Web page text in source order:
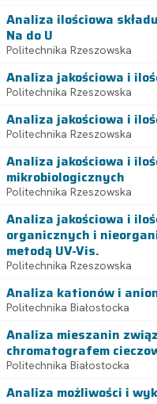
Analiza ilościowa
Na do U
Politechnika Rzeszowska
Analiza jakościowa i
Politechnika Rzeszowska
Analiza jakościowa i
Politechnika Rzeszowska
Analiza jakościowa i
mikrobiologicznych
Politechnika Rzeszowska
Analiza jakościowa i
organicznych i
metodą UV-Vis.
Politechnika Rzeszowska
Analiza kationów i
Politechnika Białostocka
Analiza mieszanin
chromatografem
Politechnika Białostocka
Analiza możliwości i